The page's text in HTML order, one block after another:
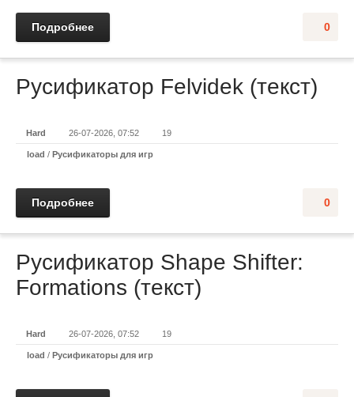
0
Подробнее
Русификатор Felvidek (текст)
Hard 26-07-2026, 07:52 19
load / Русификаторы для игр
0
Подробнее
Русификатор Shape Shifter:
Formations (текст)
Hard 26-07-2026, 07:52 19
load / Русификаторы для игр